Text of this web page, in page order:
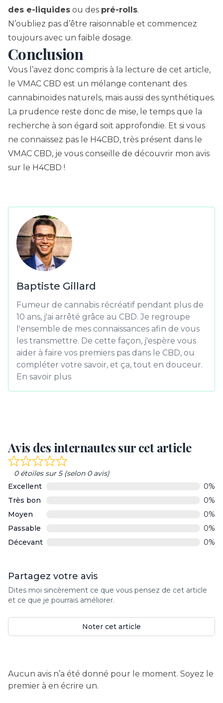
des e-liquides ou des pré-rolls.
N’oubliez pas d’être raisonnable et commencez
toujours avec un faible dosage.
Conclusion
Vous l’avez donc compris à la lecture de cet article,
le VMAC CBD est un mélange contenant des
cannabinoïdes naturels, mais aussi des synthétiques.
La prudence reste donc de mise, le temps que la
recherche à son égard soit approfondie. Et si vous
ne connaissez pas le H4CBD, très présent dans le
VMAC CBD, je vous conseille de découvrir mon avis
sur le H4CBD !
Baptiste Gillard
Fumeur de cannabis récréatif pendant plus de
10 ans, j'ai arrêté grâce au CBD. Je regroupe
l'ensemble de mes connaissances afin de vous
les transmettre. De cette façon, j'espère vous
aider à faire vos premiers pas dans le CBD, ou
compléter votre savoir, et ça, tout en douceur.
En savoir plus
Avis des internautes sur cet article
Rated
0
out
of
0 étoiles sur 5 (selon 0 avis)
Excellent
0%
Très bon
0%
Moyen
0%
Passable
0%
Décevant
0%
Partagez votre avis
Dites moi sincèrement ce que vous pensez de cet article
et ce que je pourrais améliorer.
Noter cet article
Aucun avis n’a été donné pour le moment. Soyez le
premier à en écrire un.